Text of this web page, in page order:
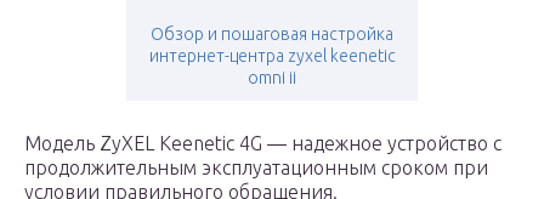
Обзор и пошаговая настройка
интернет-центра zyxel keenetic
omni ii
Модель ZyXEL Keenetic 4G — надежное устройство с
продолжительным эксплуатационным сроком при
условии правильного обращения.